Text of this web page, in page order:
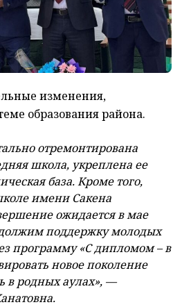
изменения,
образования района.
отремонтирована
школа, укреплена ее
база. Кроме того,
имени Сакена
ожидается в мае
поддержку молодых
программу «С дипломом – в
новое поколение
в родных аулах», —